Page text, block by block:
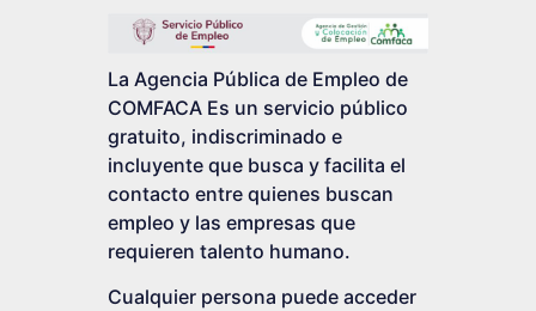
La Agencia Pública de Empleo de
COMFACA Es un servicio público
gratuito, indiscriminado e
incluyente que busca y facilita el
contacto entre quienes buscan
empleo y las empresas que
requieren talento humano.
Cualquier persona puede acceder